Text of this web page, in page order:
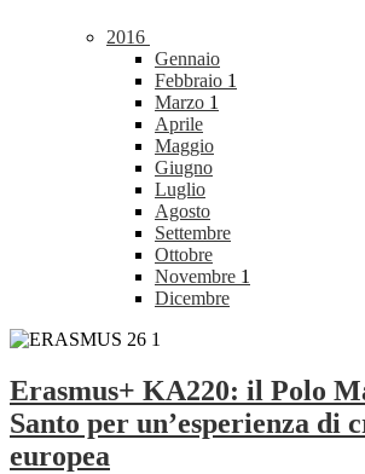
2016
Gennaio
Febbraio 1
Marzo 1
Aprile
Maggio
Giugno
Luglio
Agosto
Settembre
Ottobre
Novembre 1
Dicembre
Erasmus+ KA220: il Polo
Santo per un’esperienza di
europea